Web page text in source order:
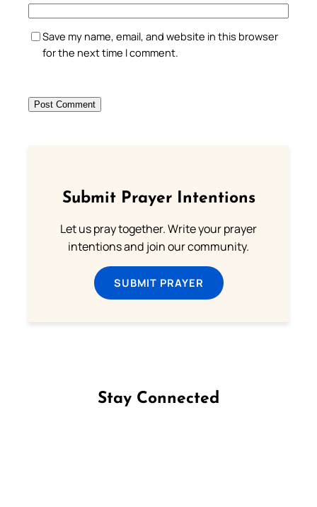
Save my name, email, and website in this browser
for the next time I comment.
Submit Prayer Intentions
Let us pray together. Write your prayer
intentions and join our community.
SUBMIT PRAYER
Stay Connected